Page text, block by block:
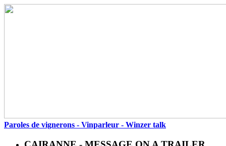
Paroles de vignerons - Vinparleur - Winzer talk